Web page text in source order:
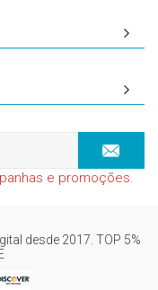
e promoções.
desde 2017. TOP 5%